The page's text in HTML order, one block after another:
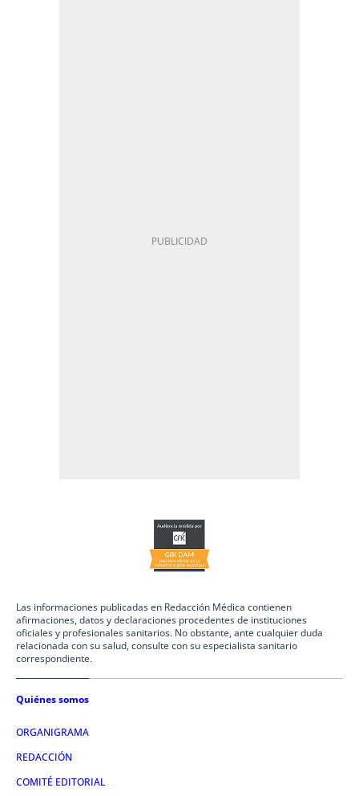
Las informaciones publicadas en Redacción Médica contienen
afirmaciones, datos y declaraciones procedentes de instituciones
oficiales y profesionales sanitarios. No obstante, ante cualquier duda
relacionada con su salud, consulte con su especialista sanitario
correspondiente.
Quiénes somos
ORGANIGRAMA
REDACCIÓN
COMITÉ EDITORIAL